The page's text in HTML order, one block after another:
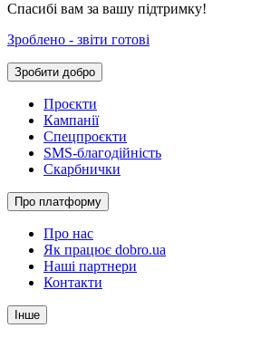
Спасибі вам за вашу підтримку!
Зроблено - звіти готові
Зробити добро
Проєкти
Кампанії
Спецпроєкти
SMS-благодійність
Скарбнички
Про платформу
Про нас
Як працює dobro.ua
Наші партнери
Контакти
Інше